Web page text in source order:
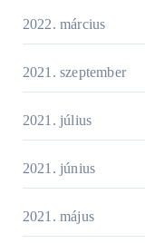
2022. március
2021. szeptember
2021. július
2021. június
2021. május